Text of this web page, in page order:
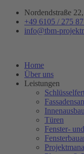
Zum
Inhalt
springen
Nordendstraße
+49 6105 / 275
info@tbm-
Home
Über uns
Leistungen
Innenausbau
Türen
Fenster-